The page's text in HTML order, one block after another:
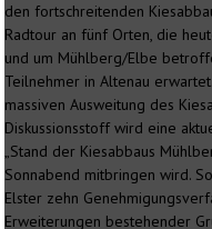
den fortschreitenden
Radtour an fünf Orten, die
und um Mühlberg/Elbe
Teilnehmer in Altenau
massiven Ausweitung des
Diskussionsstoff wird eine
„Stand der Kiesabbaus
Sonnabend mitbringen wird.
Elster zehn
Erweiterungen bestehender